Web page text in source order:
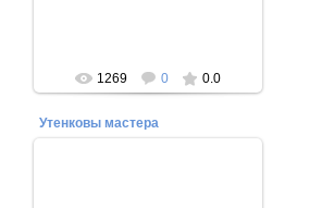
1269 0 0.0
Утенковы мастера